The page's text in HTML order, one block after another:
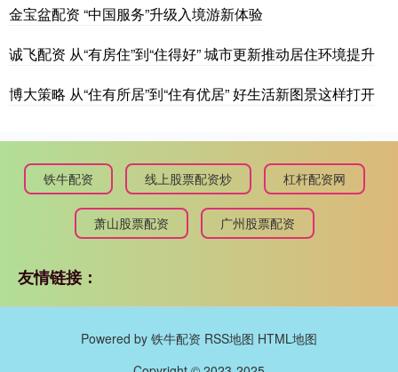
金宝盆配资 “中国服务”升级入境游新体验
诚飞配资 从“有房住”到“住得好” 城市更新推动居住环境提升
博大策略 从“住有所居”到“住有优居” 好生活新图景这样打开
铁牛配资 线上股票配资炒 杠杆配资网
萧山股票配资 广州股票配资
友情链接：
Powered by 铁牛配资 RSS地图 HTML地图